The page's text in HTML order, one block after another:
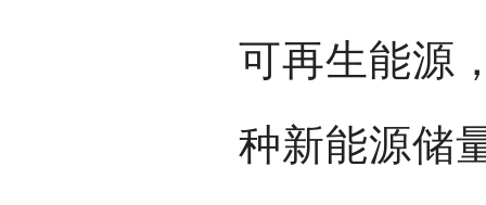
可再生能源
种新能源储